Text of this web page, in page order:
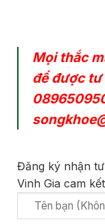
Mọi thắc
để được tư
Đăng ký nhận
Vinh Gia cam